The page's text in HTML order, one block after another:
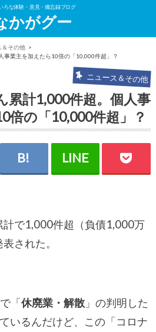
ろな体験・意見・備忘録ブログ
かがグー
＆その他
事業主を加えたら10倍の「10,000件超」？
ニュース＆その他
累計1,000件超。個人事
倍の「10,000件超」？
計で1,000件超（負債1,000万
された。
「休廃業・解散」の判明した
いるんだけど、この「コロナ